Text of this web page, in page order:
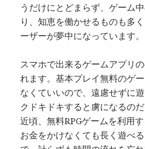
うだけにとどまらず、ゲーム
り、知恵を働かせるものも多
ーザーが夢中になっています。
スマホで出来るゲームアプリ
れます。基本プレイ無料のゲ
なくていいので、遠慮せずに
クドキドキすると虜になるのだ
近頃、無料RPGゲームを利用
お金をかけなくても長く遊べ